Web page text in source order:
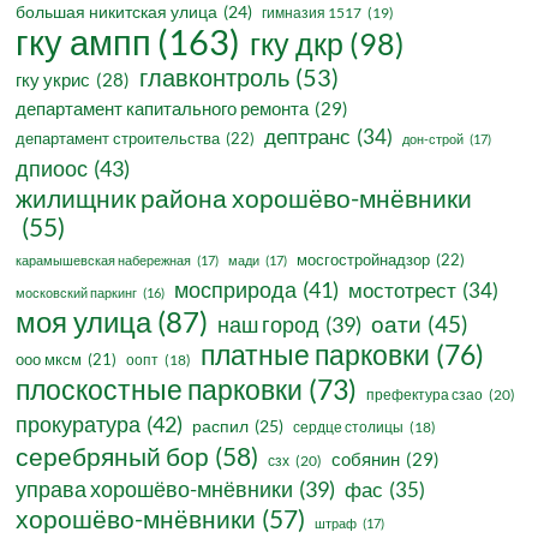
большая никитская улица (24) гимназия 1517 (19)
гку ампп (163) гку дкр (98)
гку укрис (28) главконтроль (53)
департамент капитального ремонта (29)
департамент строительства (22) дептранс (34) дон-строй (17)
дпиоос (43)
жилищник района хорошёво-мнёвники
(55)
карамышевская набережная (17) мади (17) мосгостройнадзор (22)
московский паркинг (16) мосприрода (41) мостотрест (34)
моя улица(87) наш город (39) оати (45)
ооо мксм (21) оопт (18) платные парковки (76)
плоскостные парковки (73) префектура сзао (20)
прокуратура (42) распил (25) сердце столицы (18)
серебряный бор (58) сзх (20) собянин (29)
управа хорошёво-мнёвники (39) фас (35)
хорошёво-мнёвники (57) штраф (17)